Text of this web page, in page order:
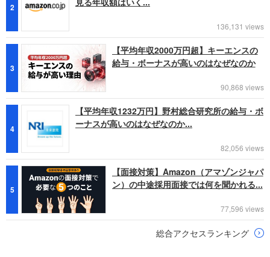
2
136,131 views
3
【平均年収2000万円超】キーエンスの
給与・ボーナスが高いのはなぜなのか
90,868 views
4
【平均年収1232万円】野村総合研究所の給与・ボ
ーナスが高いのはなぜなのか...
82,056 views
5
【面接対策】Amazon（アマゾンジャパ
ン）の中途採用面接では何を聞かれる...
77,596 views
総合アクセスランキング